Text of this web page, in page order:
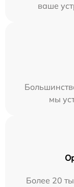
ваше
мы
Более 20